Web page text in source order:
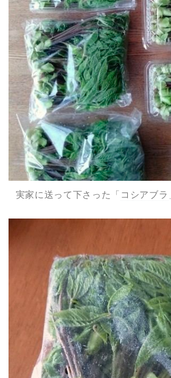
実家に送って下さった「 コシアブラ